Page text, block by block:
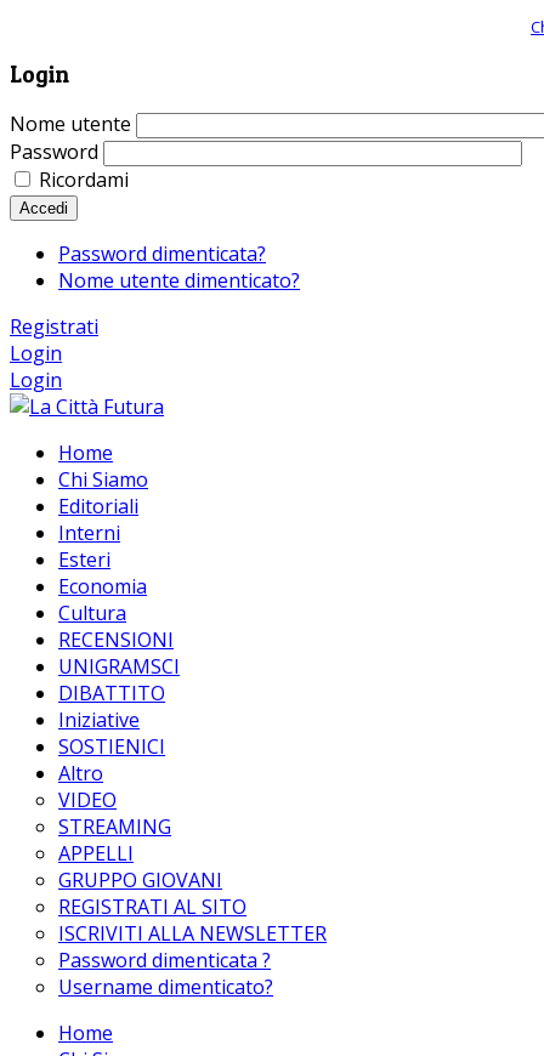
Login
Nome utente
Password
Ricordami
Accedi
Password dimenticata?
Nome utente dimenticato?
Registrati
Login
Login
Home
Chi Siamo
Editoriali
Interni
Esteri
Economia
Cultura
RECENSIONI
UNIGRAMSCI
DIBATTITO
Iniziative
SOSTIENICI
Altro
VIDEO
STREAMING
APPELLI
GRUPPO GIOVANI
REGISTRATI AL SITO
ISCRIVITI ALLA NEWSLETTER
Password dimenticata ?
Username dimenticato?
Home